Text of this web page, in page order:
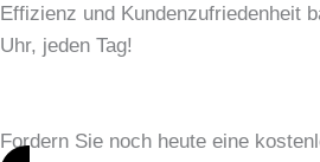
Effizienz und Kundenzufriedenheit
Uhr, jeden Tag!
Fordern Sie noch heute eine